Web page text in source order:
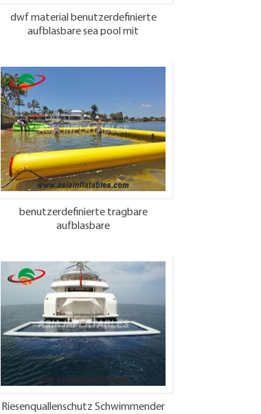
dwf material benutzerdefinierte
aufblasbare sea pool mit
benutzerdefinierte tragbare
aufblasbare
Riesenquallenschutz Schwimmender